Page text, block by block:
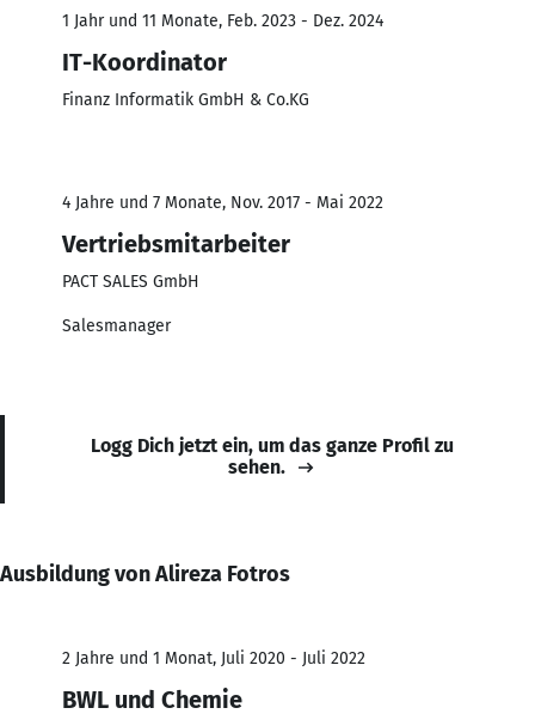
1 Jahr und 11 Monate, Feb. 2023 - Dez. 2024
IT-Koordinator
Finanz Informatik GmbH & Co.KG
4 Jahre und 7 Monate, Nov. 2017 - Mai 2022
Vertriebsmitarbeiter
PACT SALES GmbH
Salesmanager
Logg Dich jetzt ein, um das ganze Profil zu
sehen.
Ausbildung von Alireza Fotros
2 Jahre und 1 Monat, Juli 2020 - Juli 2022
BWL und Chemie